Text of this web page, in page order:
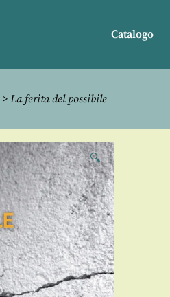
Catalogo
> La ferita del possibile
🔍